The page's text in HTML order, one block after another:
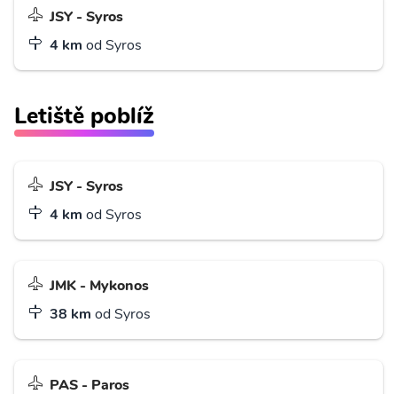
JSY - Syros
4 km od Syros
Letiště poblíž
JSY - Syros
4 km od Syros
JMK - Mykonos
38 km od Syros
PAS - Paros